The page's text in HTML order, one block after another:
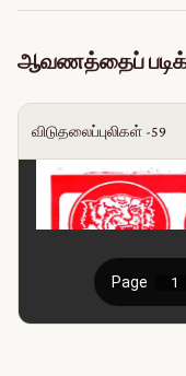
ஆவணத்தைப்
விடுதலைப்புலிகள் -59